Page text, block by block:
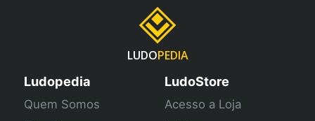
LUDOPEDIA
Ludopedia
Quem Somos
LudoStore
Acesso a Loja